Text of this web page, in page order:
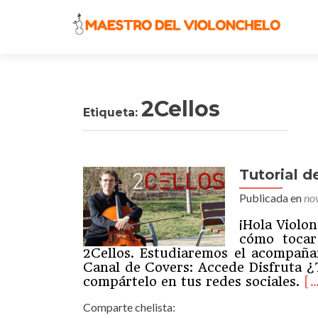
Etiqueta: 2Cellos
Tutorial
Publicada en
¡Hola
cómo
2Cellos. Estudiaremos el
Canal de Covers: Accede Disfruta
compártelo en tus redes sociales.
Comparte chelista: